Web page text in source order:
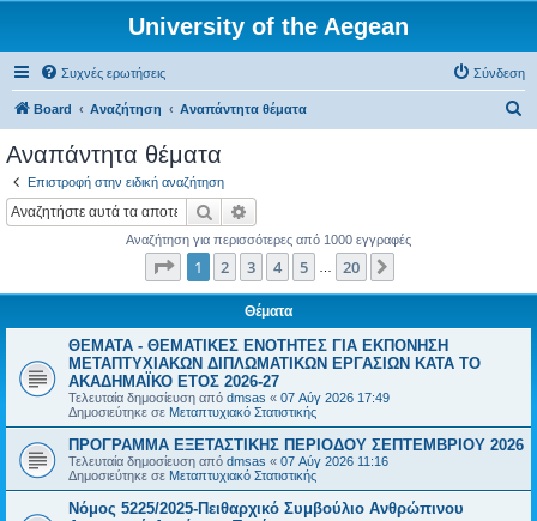
University of the Aegean
Συχνές ερωτήσεις Σύνδεση
Board Αναζήτηση Αναπάντητα θέματα
Αναπάντητα θέματα
Επιστροφή στην ειδική αναζήτηση
Αναζήτηση
Αναζήτηση για περισσότερες από 1000 εγγραφές
Σελίδα από20
1 2 3 4 5 20
Θέματα
ΘΕΜΑΤΑ - ΘΕΜΑΤΙΚΕΣ ΕΝΟΤΗΤΕΣ ΓΙΑ ΕΚΠΟΝΗΣΗ
ΜΕΤΑΠΤΥΧΙΑΚΩΝ ΔΙΠΛΩΜΑΤΙΚΩΝ ΕΡΓΑΣΙΩΝ ΚΑΤΑ ΤΟ
ΑΚΑΔΗΜΑΪΚΟ ΕΤΟΣ 2026-27
Τελευταία δημοσίευση από dmsas « 07 Αύγ 2026 17:49
Δημοσιεύτηκε σε Μεταπτυχιακό Στατιστικής
ΠΡΟΓΡΑΜΜΑ ΕΞΕΤΑΣΤΙΚΗΣ ΠΕΡΙΟΔΟΥ ΣΕΠΤΕΜΒΡΙΟΥ 2026
Τελευταία δημοσίευση από dmsas « 07 Αύγ 2026 11:16
Δημοσιεύτηκε σε Μεταπτυχιακό Στατιστικής
Νόμος 5225/2025-Πειθαρχικό Συμβούλιο Ανθρώπινου